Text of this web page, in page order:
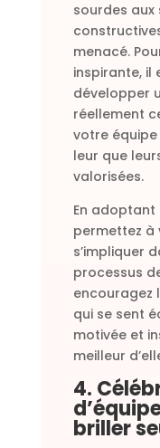
sourdes
menacé.
inspirante, il
développer
réellement
votre
leur que
valorisées.
En
permettez à
s’impliquer
processus
encouragez
qui se sent
motivée et
meilleur
4.
briller